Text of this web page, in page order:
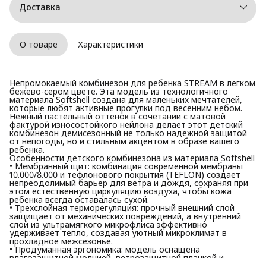
Доставка
О товаре Характеристики
Непромокаемый комбинезон для ребенка STREAM в легком
бежево-сером цвете. Эта модель из технологичного
материала Softshell создана для маленьких мечтателей,
которые любят активные прогулки под весенним небом.
Нежный пастельный оттенок в сочетании с матовой
фактурой износостойкого нейлона делает этот детский
комбинезон демисезонный не только надежной защитой
от непогоды, но и стильным акцентом в образе вашего
ребенка.
Особенности детского комбинезона из материала Softshell
• Мембранный щит: комбинация современной мембраны
10.000/8.000 и тефлонового покрытия (TEFLON) создает
непреодолимый барьер для ветра и дождя, сохраняя при
этом естественную циркуляцию воздуха, чтобы кожа
ребенка всегда оставалась сухой.
• Трехслойная терморегуляция: прочный внешний слой
защищает от механических повреждений, а внутренний
слой из ультрамягкого микрофлиса эффективно
удерживает тепло, создавая уютный микроклимат в
прохладное межсезонье.
• Продуманная эргономика: модель оснащена